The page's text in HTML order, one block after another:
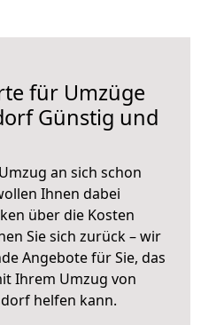
für Umzüge
Günstig und
an sich schon
Ihnen dabei
über die Kosten
Sie sich zurück – wir
Angebote für Sie, das
Ihrem Umzug von
helfen kann.